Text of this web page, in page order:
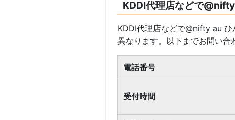
KDDI代理店などで
KDDI代理店などで@nifty au
異なります。以下までお問い合
電話番号
受付時間